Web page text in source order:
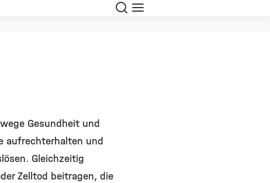
SucheNavigation
Gesundheit und
aufrechterhalten und
Gleichzeitig
Zelltod beitragen, die